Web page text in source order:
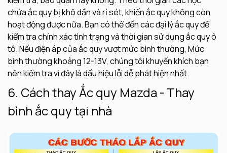
chứa ắc quy bị khô dần và rỉ sét, khiến ắc quy không còn
hoạt động được nữa. Bạn có thể đến các đại lý ắc quy để
kiểm tra chính xác tình trạng và thời gian sử dụng ắc quy ô
tô. Nếu điện áp của ắc quy vượt mức bình thường, Mức
bình thường khoảng 12-13V, chúng tôi khuyến khích bạn
nên kiểm tra vì đây là dấu hiệu lỗi dễ phát hiện nhất.
6. Cách thay Ắc quy Mazda - Thay
bình ắc quy tại nhà